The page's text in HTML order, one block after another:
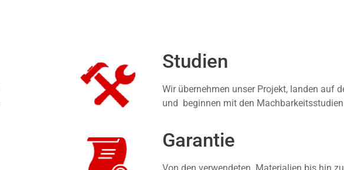
Studien
Wir übernehmen unser Projekt, landen auf
und beginnen mit den
Garantie